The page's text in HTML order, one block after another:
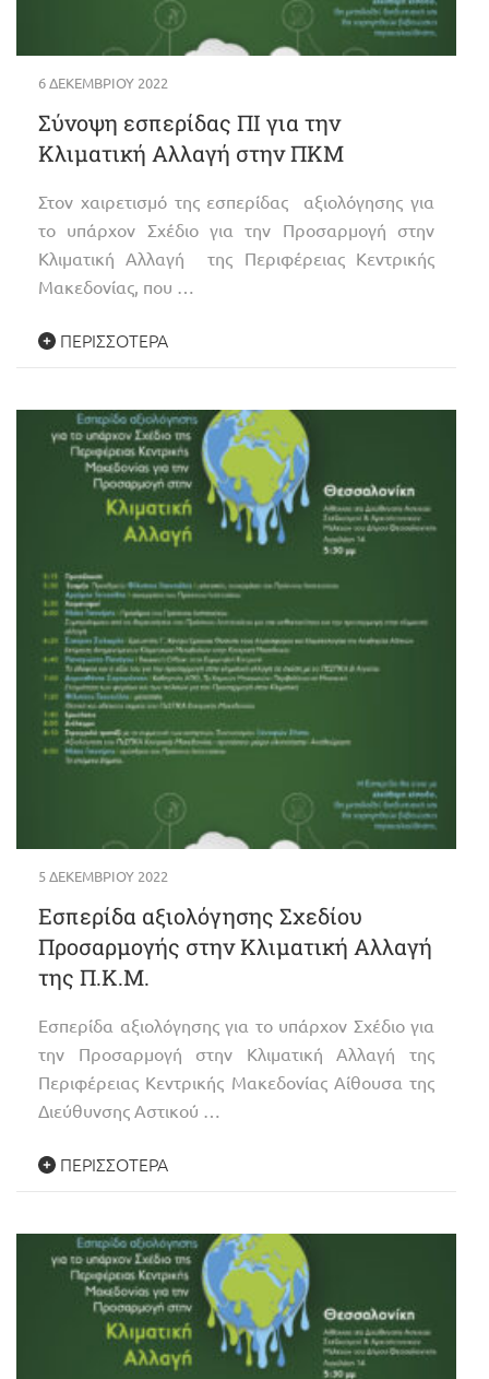
6 ΔΕΚΕΜΒΡΊΟΥ 2022
Σύνοψη εσπερίδας ΠΙ για την
Κλιματική Αλλαγή στην ΠΚΜ
Στον χαιρετισμό της εσπερίδας αξιολόγησης για
το υπάρχον Σχέδιο για την Προσαρμογή στην
Κλιματική Αλλαγή της Περιφέρειας Κεντρικής
Μακεδονίας, που …
ΠΕΡΙΣΣΌΤΕΡΑ
5 ΔΕΚΕΜΒΡΊΟΥ 2022
Εσπερίδα αξιολόγησης Σχεδίου
Προσαρμογής στην Κλιματική Αλλαγή
της Π.Κ.Μ.
Εσπερίδα αξιολόγησης για το υπάρχον Σχέδιο για
την Προσαρμογή στην Κλιματική Αλλαγή της
Περιφέρειας Κεντρικής Μακεδονίας Aίθουσα της
Διεύθυνσης Αστικού …
ΠΕΡΙΣΣΌΤΕΡΑ